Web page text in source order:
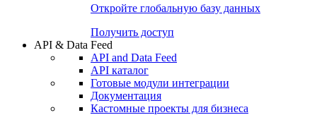
Откройте глобальную базу данных
Получить доступ
API & Data Feed
API and Data Feed
API каталог
Готовые модули интеграции
Документация
Кастомные проекты для бизнеса